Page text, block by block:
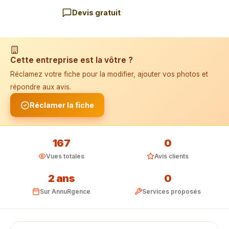
Devis gratuit
Cette entreprise est la vôtre ?
Réclamez votre fiche pour la modifier, ajouter vos photos et
répondre aux avis.
Réclamer la fiche
167
Vues totales
0
Avis clients
2 ans
Sur AnnuRgence
0
Services proposés